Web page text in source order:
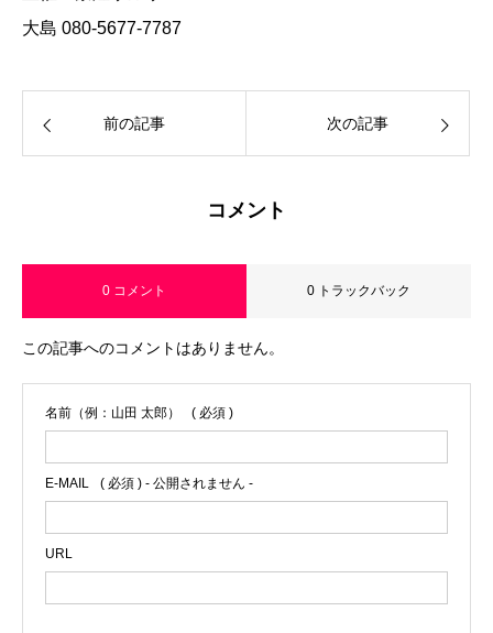
大島 080-5677-7787
前の記事 次の記事
コメント
0 コメント 0 トラックバック
この記事へのコメントはありません。
名前（例：山田 太郎） ( 必須 )
E-MAIL ( 必須 ) - 公開されません -
URL